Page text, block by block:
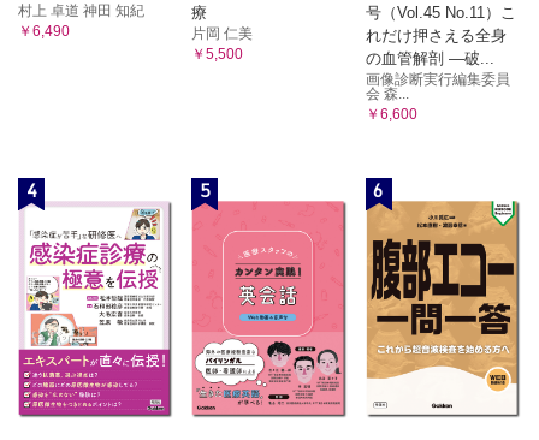
村上 卓道 神田 知紀
￥6,490
療
片岡 仁美
￥5,500
号（Vol.45 No.11）こ
れだけ押さえる全身
の血管解剖 ―破...
画像診断実行編集委員
会 森...
￥6,600
4 5 6